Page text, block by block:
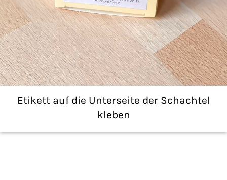
Etikett auf die Unterseite der Schachtel
kleben